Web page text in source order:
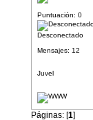
Puntuación: 0
Desconectado
Mensajes: 12
Juvel
Páginas: [1]